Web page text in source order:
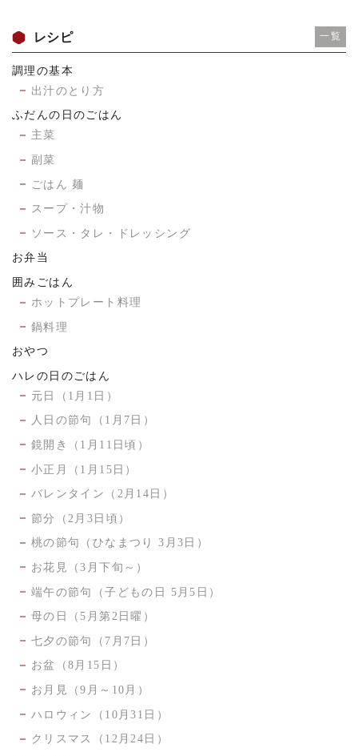
レシピ 一覧
調理の基本
出汁のとり方
ふだんの日のごはん
主菜
副菜
ごはん 麺
スープ・汁物
ソース・タレ・ドレッシング
お弁当
囲みごはん
ホットプレート料理
鍋料理
おやつ
ハレの日のごはん
元日（1月1日）
人日の節句（1月7日）
鏡開き（1月11日頃）
小正月（1月15日）
バレンタイン（2月14日）
節分（2月3日頃）
桃の節句（ひなまつり 3月3日）
お花見（3月下旬～）
端午の節句（子どもの日 5月5日）
母の日（5月第2日曜）
七夕の節句（7月7日）
お盆（8月15日）
お月見（9月～10月）
ハロウィン（10月31日）
クリスマス（12月24日）